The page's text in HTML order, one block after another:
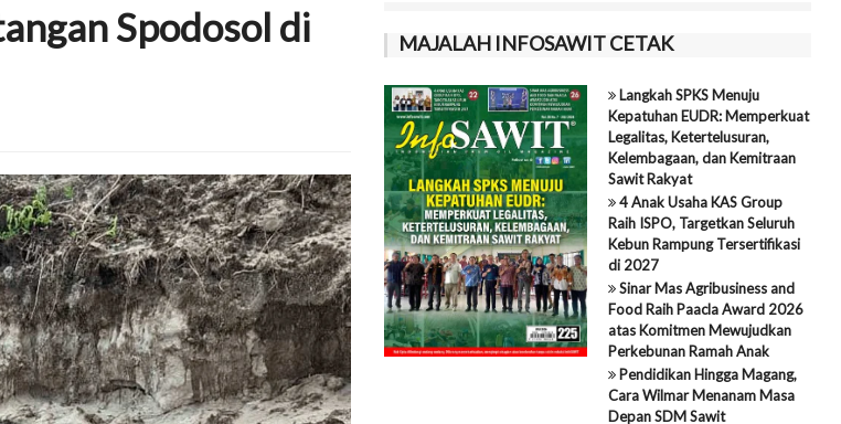
Spodosol di
MAJALAH INFOSAWIT CETAK
Langkah SPKS Menuju
Kepatuhan EUDR: Memperkuat
Legalitas, Ketertelusuran,
Kelembagaan, dan Kemitraan
Sawit Rakyat
4 Anak Usaha KAS Group
Raih ISPO, Targetkan Seluruh
Kebun Rampung Tersertifikasi
di 2027
Sinar Mas Agribusiness and
Food Raih Paacla Award 2026
atas Komitmen Mewujudkan
Perkebunan Ramah Anak
Pendidikan Hingga Magang,
Cara Wilmar Menanam Masa
Depan SDM Sawit